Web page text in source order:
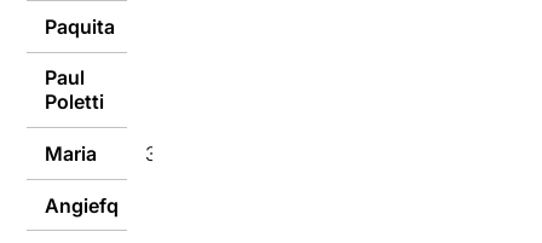
Paquita
Paul
Poletti
Maria 31/01/2018
Angiefq